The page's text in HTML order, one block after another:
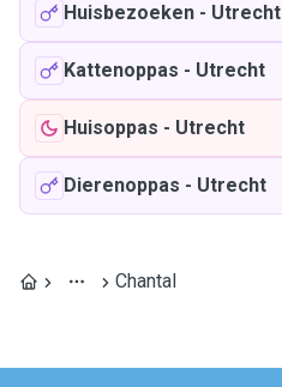
Huisbezoeken - Utrecht
Kattenoppas - Utrecht
Huisoppas - Utrecht
Dierenoppas - Utrecht
Chantal